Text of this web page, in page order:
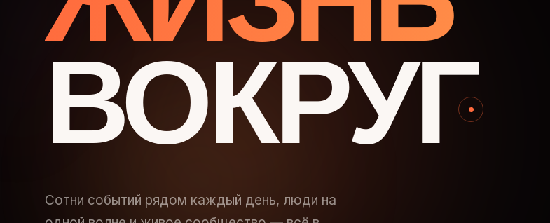
ВОКРУГ
Сотни событий рядом каждый день, люди на